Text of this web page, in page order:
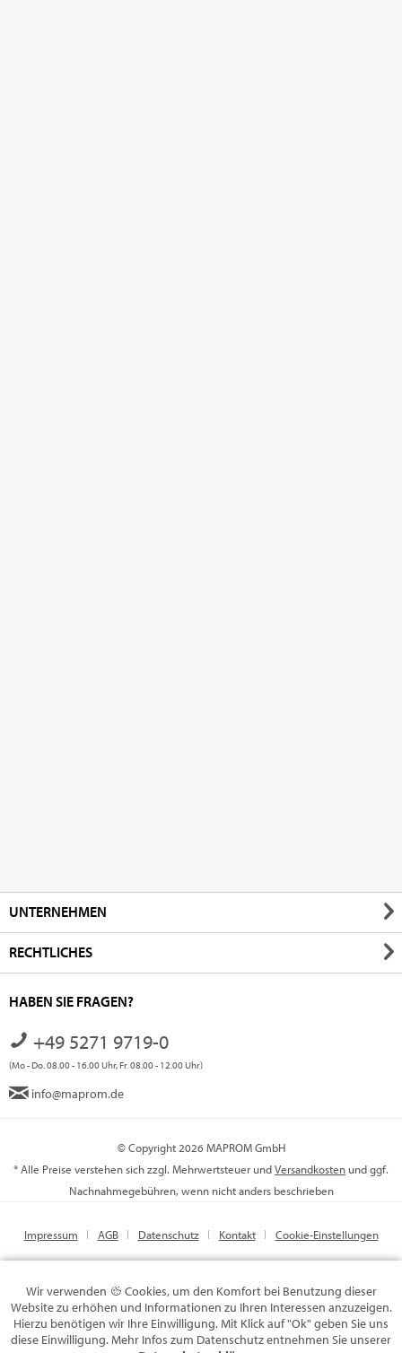
UNTERNEHMEN
RECHTLICHES
HABEN SIE FRAGEN?
+49 5271 9719-0
(Mo - Do. 08.00 - 16.00 Uhr, Fr. 08.00 - 12.00 Uhr)
info@maprom.de
© Copyright 2026 MAPROM GmbH
* Alle Preise verstehen sich zzgl. Mehrwertsteuer undVersandkosten und ggf.
Nachnahmegebühren, wenn nicht anders beschrieben
Impressum AGB Datenschutz Kontakt Cookie-Einstellungen
Wir verwenden
Cookies, um den Komfort bei Benutzung dieser
Website zu erhöhen und Informationen zu Ihren Interessen anzuzeigen.
Hierzu benötigen wir Ihre Einwilligung. Mit Klick auf "Ok" geben Sie uns
diese Einwilligung. Mehr Infos zum Datenschutz entnehmen Sie unserer